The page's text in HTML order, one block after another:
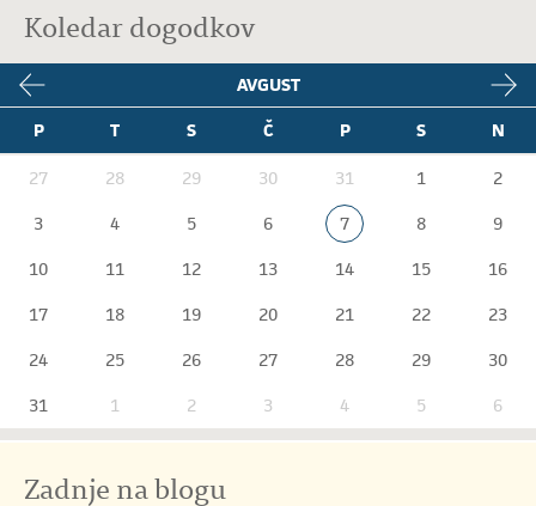
Koledar dogodkov
AVGUST
P
T S Č P S N
27 28 29 30 31 1
2
3
4 5 6 7 8
9
10
11 12 13 14 15
16
17
18 19 20 21 22
23
24
25 26 27 28 29
30
31
1 2 3 4 5 6
Zadnje na blogu